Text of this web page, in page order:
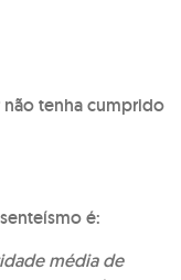
tenha cumprido
é:
média de